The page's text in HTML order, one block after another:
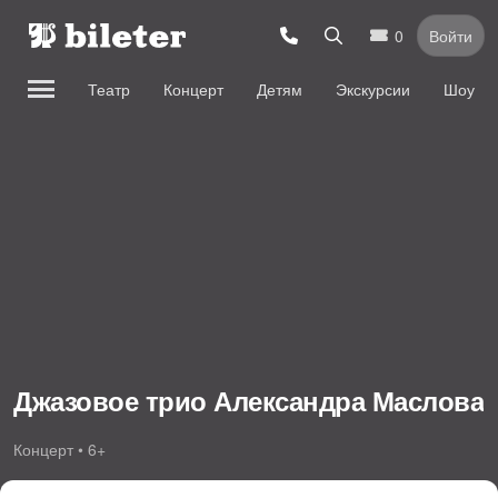
0 Войти
Театр Концерт Детям Экскурсии Шоу
Джазовое трио Александра Маслова
Концерт • 6+